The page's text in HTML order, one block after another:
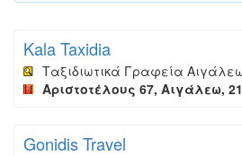
Kala Taxidia
Ταξιδιωτικά Γραφεία
Αριστοτέλους 67, Αιγάλεω,
Gonidis Travel